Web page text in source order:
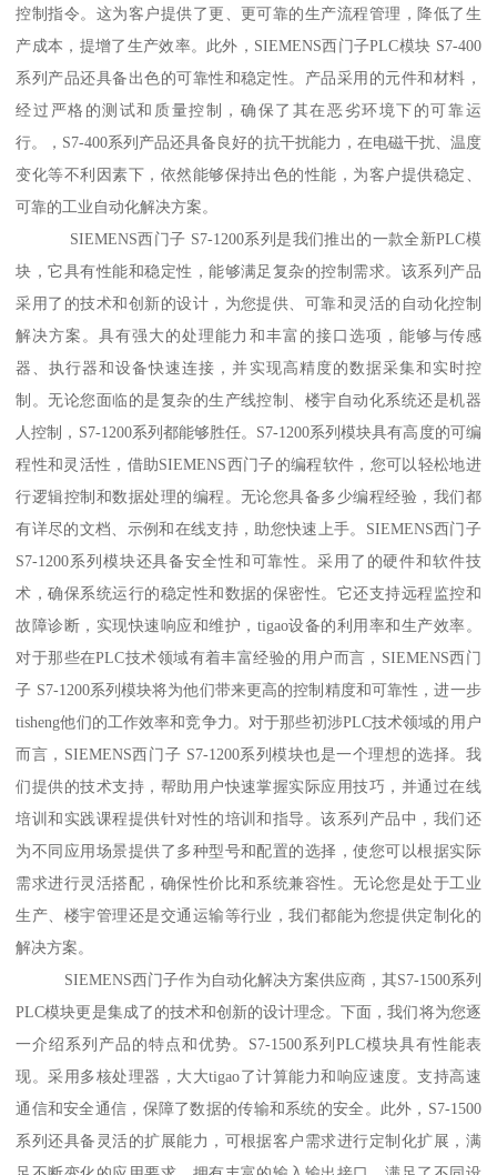
控制指令。这为客户提供了更、更可靠的生产流程管理，降低了生
产成本，提增了生产效率。此外，SIEMENS西门子PLC模块 S7-400
系列产品还具备出色的可靠性和稳定性。产品采用的元件和材料，
经过严格的测试和质量控制，确保了其在恶劣环境下的可靠运
行。，S7-400系列产品还具备良好的抗干扰能力，在电磁干扰、温度
变化等不利因素下，依然能够保持出色的性能，为客户提供稳定、
可靠的工业自动化解决方案。
SIEMENS西门子 S7-1200系列是我们推出的一款全新PLC模
块，它具有性能和稳定性，能够满足复杂的控制需求。该系列产品
采用了的技术和创新的设计，为您提供、可靠和灵活的自动化控制
解决方案。具有强大的处理能力和丰富的接口选项，能够与传感
器、执行器和设备快速连接，并实现高精度的数据采集和实时控
制。无论您面临的是复杂的生产线控制、楼宇自动化系统还是机器
人控制，S7-1200系列都能够胜任。S7-1200系列模块具有高度的可编
程性和灵活性，借助SIEMENS西门子的编程软件，您可以轻松地进
行逻辑控制和数据处理的编程。无论您具备多少编程经验，我们都
有详尽的文档、示例和在线支持，助您快速上手。SIEMENS西门子
S7-1200系列模块还具备安全性和可靠性。采用了的硬件和软件技
术，确保系统运行的稳定性和数据的保密性。它还支持远程监控和
故障诊断，实现快速响应和维护，tigao设备的利用率和生产效率。
对于那些在PLC技术领域有着丰富经验的用户而言，SIEMENS西门
子 S7-1200系列模块将为他们带来更高的控制精度和可靠性，进一步
tisheng他们的工作效率和竞争力。对于那些初涉PLC技术领域的用户
而言，SIEMENS西门子 S7-1200系列模块也是一个理想的选择。我
们提供的技术支持，帮助用户快速掌握实际应用技巧，并通过在线
培训和实践课程提供针对性的培训和指导。该系列产品中，我们还
为不同应用场景提供了多种型号和配置的选择，使您可以根据实际
需求进行灵活搭配，确保性价比和系统兼容性。无论您是处于工业
生产、楼宇管理还是交通运输等行业，我们都能为您提供定制化的
解决方案。
SIEMENS西门子作为自动化解决方案供应商，其S7-1500系列
PLC模块更是集成了的技术和创新的设计理念。下面，我们将为您逐
一介绍系列产品的特点和优势。S7-1500系列PLC模块具有性能表
现。采用多核处理器，大大tigao了计算能力和响应速度。支持高速
通信和安全通信，保障了数据的传输和系统的安全。此外，S7-1500
系列还具备灵活的扩展能力，可根据客户需求进行定制化扩展，满